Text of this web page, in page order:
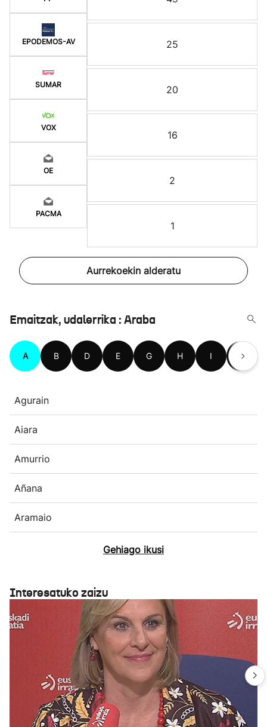
EPODEMOS-AV
SUMAR
VOX
OE
PACMA
25
20
16
2
1
Aurrekoekin alderatu
Emaitzak, udalerrika : Araba
A B D E G H I K
Agurain
Aiara
Amurrio
Añana
Aramaio
Gehiago ikusi
Interesatuko zaizu